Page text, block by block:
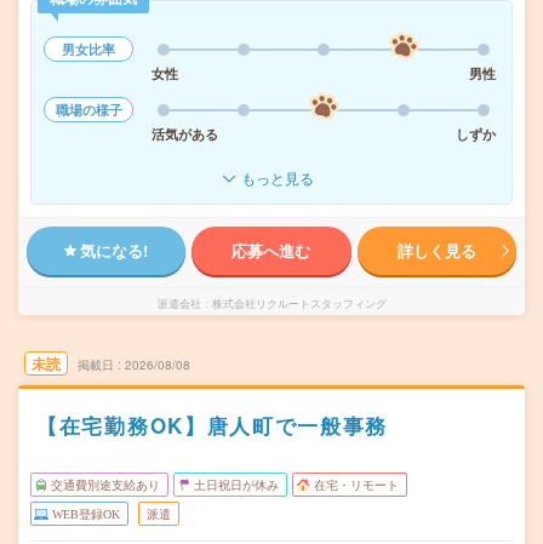
男女比率
女性
男性
職場の様子
活気がある
しずか
もっと見る
気になる! 応募へ進む 詳しく見る
派遣会社 株式会社リクルートスタッフィング
未読 掲載日 2026/08/08
【在宅勤務OK】唐人町で一般事務
交通費別途支給あり 土日祝日が休み 在宅・リモート
WEB登録OK 派遣